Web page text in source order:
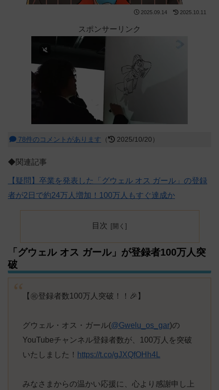
2025.09.14 2025.10.11
スポンサーリンク
78件のコメントがあります （ 2025/10/20）
◆関連記事
【疑問】卒業を発表した「グウェル オス ガール」の登録
者が2日で約24万人増加！100万人もすぐ達成か
目次
「グウェル オス ガール」が登録者100万人突
破
【㊗登録者数100万人突破！！🎉】
グウェル・オス・ガール(@Gwelu_os_gar)の
YouTubeチャンネル登録者数が、100万人を突破
いたしました！ https://t.co/gJXQfOHh4L
みなさまからの温かい応援に、心より感謝申し上